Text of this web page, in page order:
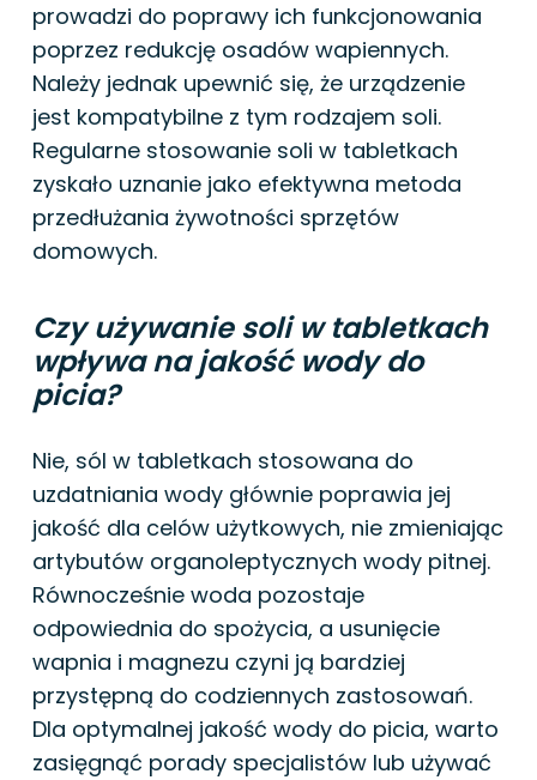
prowadzi do poprawy ich funkcjonowania
poprzez redukcję osadów wapiennych.
Należy jednak upewnić się, że urządzenie
jest kompatybilne z tym rodzajem soli.
Regularne stosowanie soli w tabletkach
zyskało uznanie jako efektywna metoda
przedłużania żywotności sprzętów
domowych.
Czy używanie soli w tabletkach
wpływa na jakość wody do
picia?
Nie, sól w tabletkach stosowana do
uzdatniania wody głównie poprawia jej
jakość dla celów użytkowych, nie zmieniając
artybutów organoleptycznych wody pitnej.
Równocześnie woda pozostaje
odpowiednia do spożycia, a usunięcie
wapnia i magnezu czyni ją bardziej
przystępną do codziennych zastosowań.
Dla optymalnej jakość wody do picia, warto
zasięgnąć porady specjalistów lub używać